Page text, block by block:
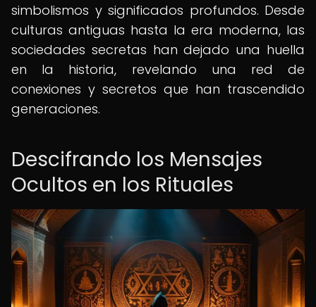
simbolismos y significados profundos. Desde
culturas antiguas hasta la era moderna, las
sociedades secretas han dejado una huella
en la historia, revelando una red de
conexiones y secretos que han trascendido
generaciones.
Descifrando los Mensajes
Ocultos en los Rituales